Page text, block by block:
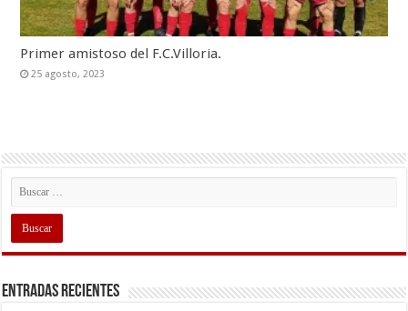
Primer amistoso del F.C.Villoria.
25 agosto, 2023
Entradas recientes